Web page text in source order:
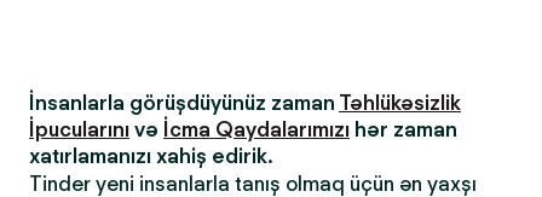
İnsanlarla görüşdüyünüz zaman Təhlükəsizlik
İpucularını və İcma Qaydalarımızı hər zaman
xatırlamanızı xahiş edirik.
Tinder yeni insanlarla tanış olmaq üçün ən yaxşı